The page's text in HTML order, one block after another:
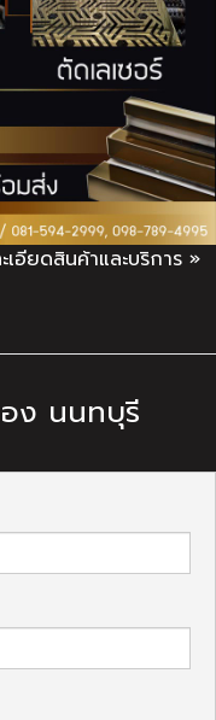
เอียดสินค้าและบริการ »
ง นนทบุรี